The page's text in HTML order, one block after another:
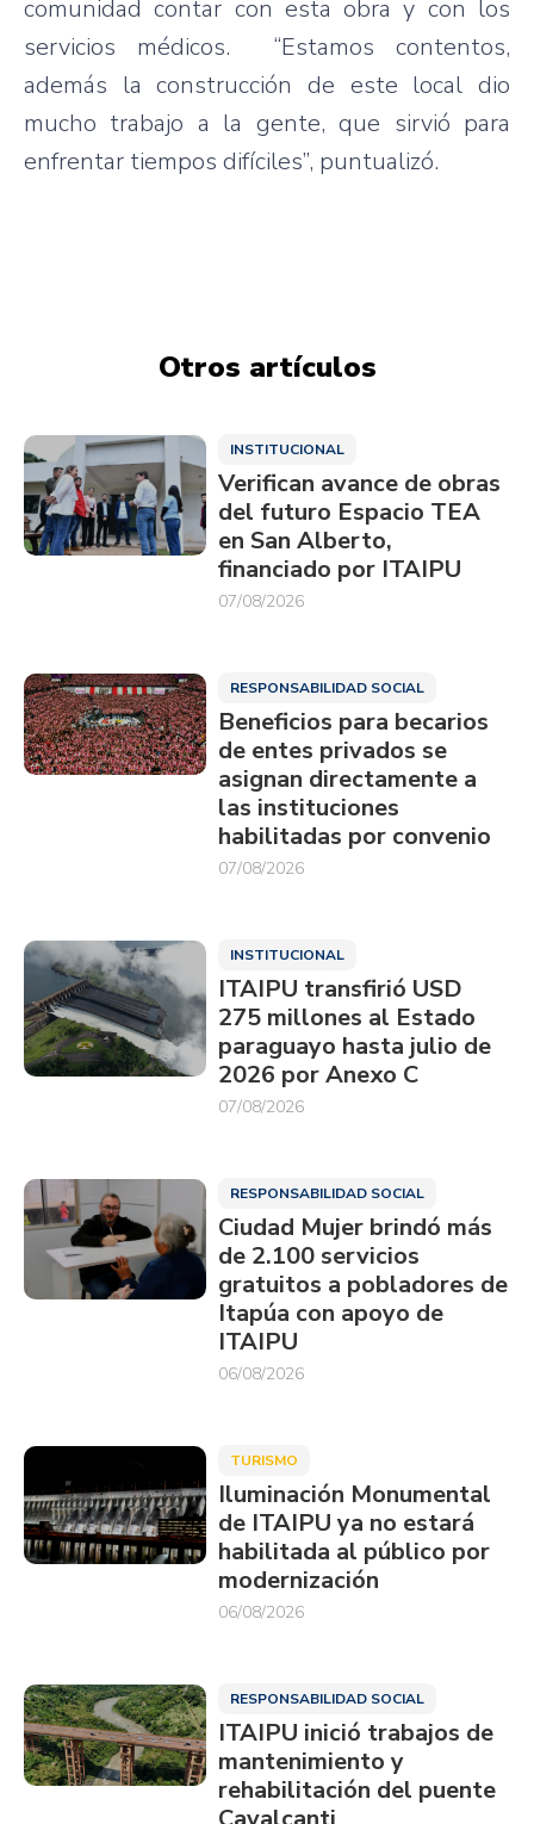
comunidad contar con esta obra y con los
servicios médicos. “Estamos contentos,
además la construcción de este local dio
mucho trabajo a la gente, que sirvió para
enfrentar tiempos difíciles”, puntualizó.
Otros artículos
INSTITUCIONAL
Verifican avance de obras
del futuro Espacio TEA
en San Alberto,
financiado por ITAIPU
07/08/2026
RESPONSABILIDAD SOCIAL
Beneficios para becarios
de entes privados se
asignan directamente a
las instituciones
habilitadas por convenio
07/08/2026
INSTITUCIONAL
ITAIPU transfirió USD
275 millones al Estado
paraguayo hasta julio de
2026 por Anexo C
07/08/2026
RESPONSABILIDAD SOCIAL
Ciudad Mujer brindó más
de 2.100 servicios
gratuitos a pobladores de
Itapúa con apoyo de
ITAIPU
06/08/2026
TURISMO
Iluminación Monumental
de ITAIPU ya no estará
habilitada al público por
modernización
06/08/2026
RESPONSABILIDAD SOCIAL
ITAIPU inició trabajos de
mantenimiento y
rehabilitación del puente